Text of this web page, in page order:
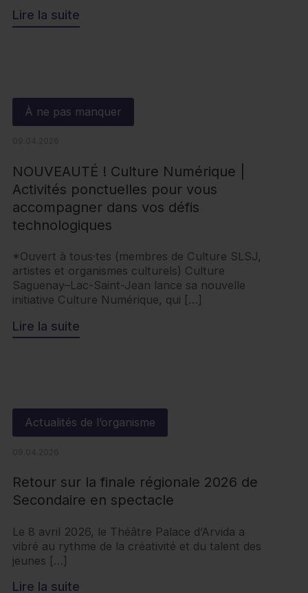
Lire la suite
À ne pas manquer
NOUVEAUTÉ ! Culture Numérique |
Activités ponctuelles pour vous
accompagner dans vos défis
technologiques
*Ouvert à tous·tes (membres de Culture SLSJ,
artistes et organismes culturels) Culture
Saguenay–Lac-Saint-Jean lance sa nouvelle
initiative Culture Numérique, qui […]
Lire la suite
Actualités de l’organisme
Retour sur la finale régionale 2026 de
Secondaire en spectacle
Le 8 avril 2026, le Théâtre Palace d’Arvida a
vibré au rythme de la créativité et du talent des
jeunes […]
Lire la suite